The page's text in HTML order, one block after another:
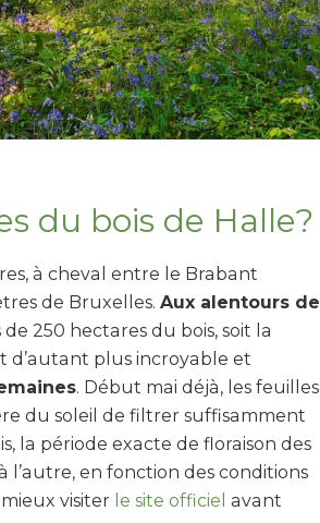
du bois de Halle?
à cheval entre le Brabant
de Bruxelles. Aux alentours de
250 hectares du bois, soit la
d’autant plus incroyable et
. Début mai déjà, les feuilles
du soleil de filtrer suffisamment
la période exacte de floraison des
l’autre, en fonction des conditions
visiter le site officiel avant